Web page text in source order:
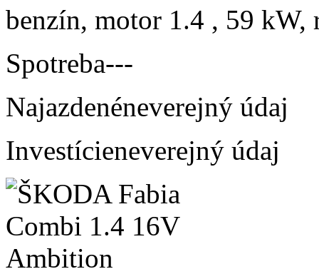
benzín, motor 1.4 , 59 kW,
Spotreba---
Najazdenéneverejný údaj
Investícieneverejný údaj